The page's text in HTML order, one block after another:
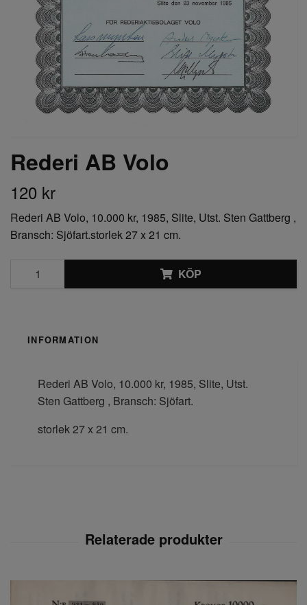
Rederi AB Volo
120 kr
Rederi AB Volo, 10.000 kr, 1985, Slite, Utst. Sten Gattberg ,
Bransch: Sjöfart.storlek 27 x 21 cm.
KÖP
INFORMATION
Rederi AB Volo, 10.000 kr, 1985, Slite, Utst.
Sten Gattberg , Bransch: Sjöfart.
storlek 27 x 21 cm.